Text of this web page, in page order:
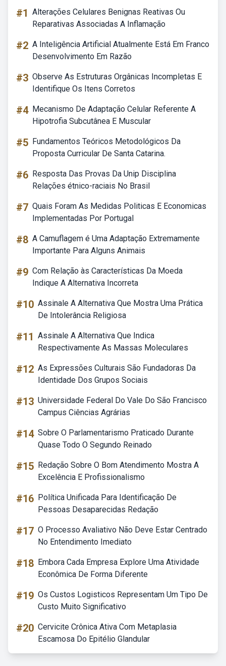
#1 Alterações Celulares Benignas Reativas Ou
Reparativas Associadas A Inflamação
#2 A Inteligência Artificial Atualmente Está Em Franco
Desenvolvimento Em Razão
#3 Observe As Estruturas Orgânicas Incompletas E
Identifique Os Itens Corretos
#4 Mecanismo De Adaptação Celular Referente A
Hipotrofia Subcutânea E Muscular
#5 Fundamentos Teóricos Metodológicos Da
Proposta Curricular De Santa Catarina.
#6 Resposta Das Provas Da Unip Disciplina
Relações étnico-raciais No Brasil
#7 Quais Foram As Medidas Politicas E Economicas
Implementadas Por Portugal
#8 A Camuflagem é Uma Adaptação Extremamente
Importante Para Alguns Animais
#9 Com Relação às Características Da Moeda
Indique A Alternativa Incorreta
#10 Assinale A Alternativa Que Mostra Uma Prática
De Intolerância Religiosa
#11 Assinale A Alternativa Que Indica
Respectivamente As Massas Moleculares
#12 As Expressões Culturais São Fundadoras Da
Identidade Dos Grupos Sociais
#13 Universidade Federal Do Vale Do São Francisco
Campus Ciências Agrárias
#14 Sobre O Parlamentarismo Praticado Durante
Quase Todo O Segundo Reinado
#15 Redação Sobre O Bom Atendimento Mostra A
Excelência E Profissionalismo
#16 Política Unificada Para Identificação De
Pessoas Desaparecidas Redação
#17 O Processo Avaliativo Não Deve Estar Centrado
No Entendimento Imediato
#18 Embora Cada Empresa Explore Uma Atividade
Econômica De Forma Diferente
#19 Os Custos Logisticos Representam Um Tipo De
Custo Muito Significativo
#20 Cervicite Crônica Ativa Com Metaplasia
Escamosa Do Epitélio Glandular